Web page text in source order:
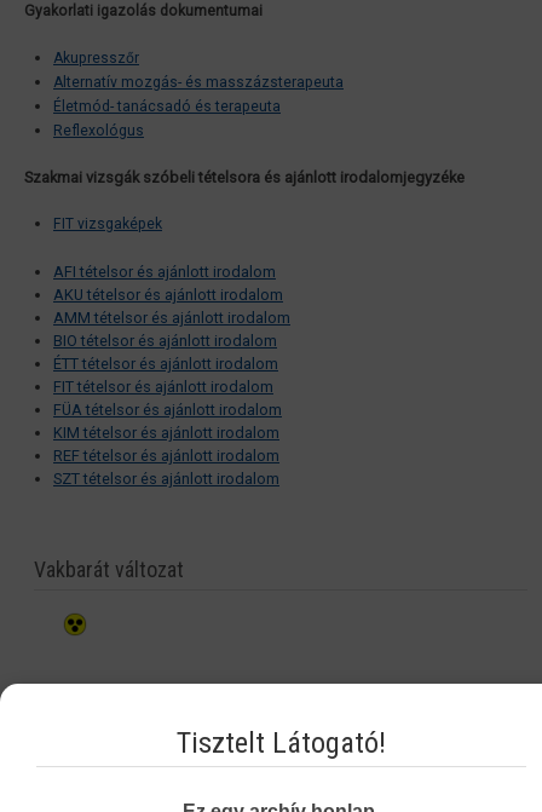
Gyakorlati igazolás dokumentumai
Akupresszőr
Alternatív mozgás- és masszázsterapeuta
Életmód- tanácsadó és terapeuta
Reflexológus
Szakmai vizsgák szóbeli tételsora és ajánlott irodalomjegyzéke
FIT vizsgaképek
AFI tételsor és ajánlott irodalom
AKU tételsor és ajánlott irodalom
AMM tételsor és ajánlott irodalom
BIO tételsor és ajánlott irodalom
ÉTT tételsor és ajánlott irodalom
FIT tételsor és ajánlott irodalom
FÜA tételsor és ajánlott irodalom
KIM tételsor és ajánlott irodalom
REF tételsor és ajánlott irodalom
SZT tételsor és ajánlott irodalom
Vakbarát változat
Tisztelt Látogató!